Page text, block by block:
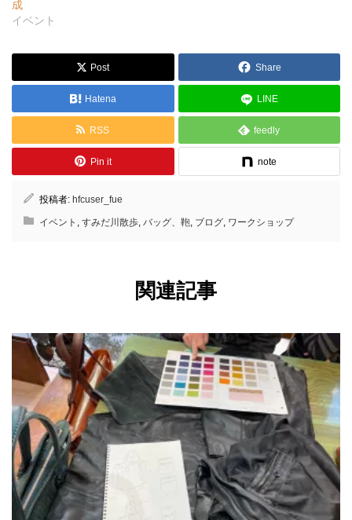
成
イベント
Post Share
Hatena LINE
RSS feedly
Pin it note
投稿者: hfcuser_fue
イベント すみだ川散歩 バッグ、鞄 ブログ ワークショップ
関連記事